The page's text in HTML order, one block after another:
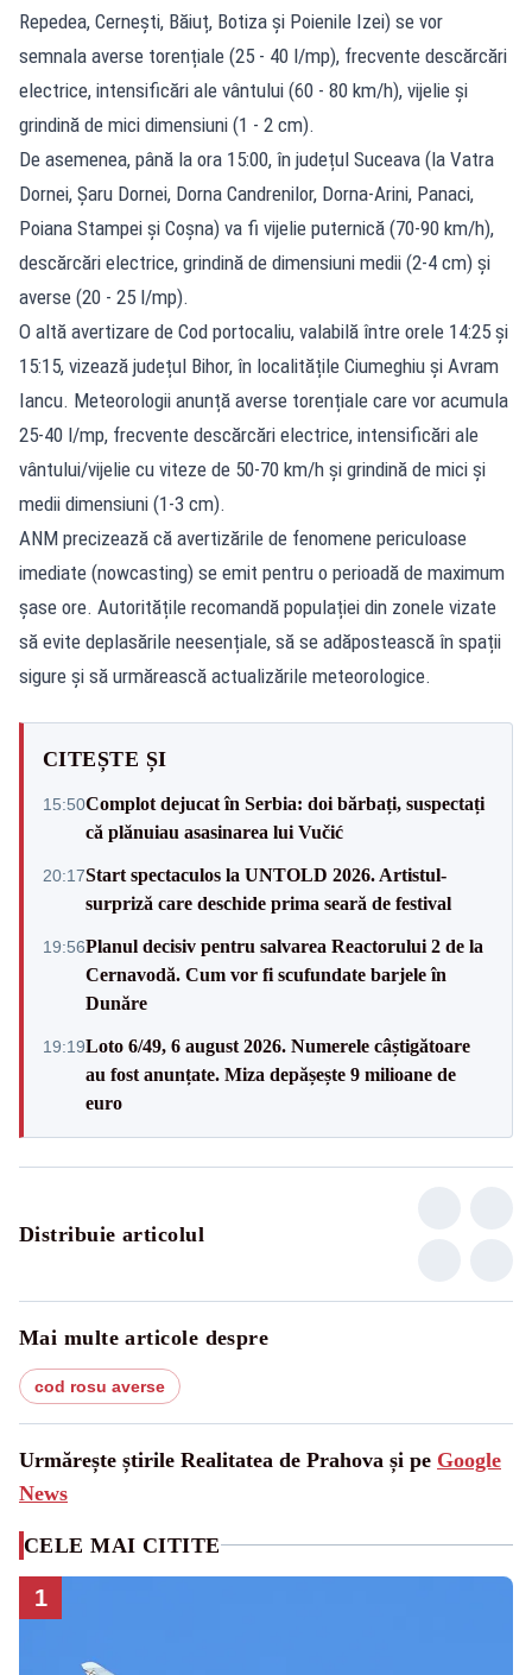
Repedea, Cernești, Băiuț, Botiza și Poienile Izei) se vor
semnala averse torențiale (25 - 40 l/mp), frecvente descărcări
electrice, intensificări ale vântului (60 - 80 km/h), vijelie și
grindină de mici dimensiuni (1 - 2 cm).
De asemenea, până la ora 15:00, în județul Suceava (la Vatra
Dornei, Șaru Dornei, Dorna Candrenilor, Dorna-Arini, Panaci,
Poiana Stampei și Coșna) va fi vijelie puternică (70-90 km/h),
descărcări electrice, grindină de dimensiuni medii (2-4 cm) și
averse (20 - 25 l/mp).
O altă avertizare de Cod portocaliu, valabilă între orele 14:25 și
15:15, vizează județul Bihor, în localitățile Ciumeghiu și Avram
Iancu. Meteorologii anunță averse torențiale care vor acumula
25-40 l/mp, frecvente descărcări electrice, intensificări ale
vântului/vijelie cu viteze de 50-70 km/h și grindină de mici și
medii dimensiuni (1-3 cm).
ANM precizează că avertizările de fenomene periculoase
imediate (nowcasting) se emit pentru o perioadă de maximum
șase ore. Autoritățile recomandă populației din zonele vizate
să evite deplasările neesențiale, să se adăpostească în spații
sigure și să urmărească actualizările meteorologice.
CITEȘTE ȘI
15:50Complot dejucat în Serbia: doi bărbați, suspectați
că plănuiau asasinarea lui Vučić
20:17Start spectaculos la UNTOLD 2026. Artistul-
surpriză care deschide prima seară de festival
19:56Planul decisiv pentru salvarea Reactorului 2 de la
Cernavodă. Cum vor fi scufundate barjele în
Dunăre
19:19Loto 6/49, 6 august 2026. Numerele câștigătoare
au fost anunțate. Miza depășește 9 milioane de
euro
Distribuie articolul
Mai multe articole despre
cod rosu averse
Urmărește știrile Realitatea de Prahova și pe Google
News
CELE MAI CITITE
1